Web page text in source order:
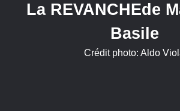
La REVANCHEde
Basile
Crédit photo: Aldo